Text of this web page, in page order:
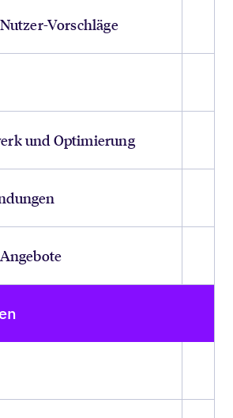
Vorschläge
und Optimierung